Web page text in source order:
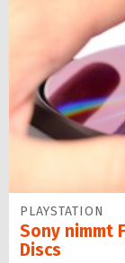
PLAYSTATION
Sony nimmt
Discs